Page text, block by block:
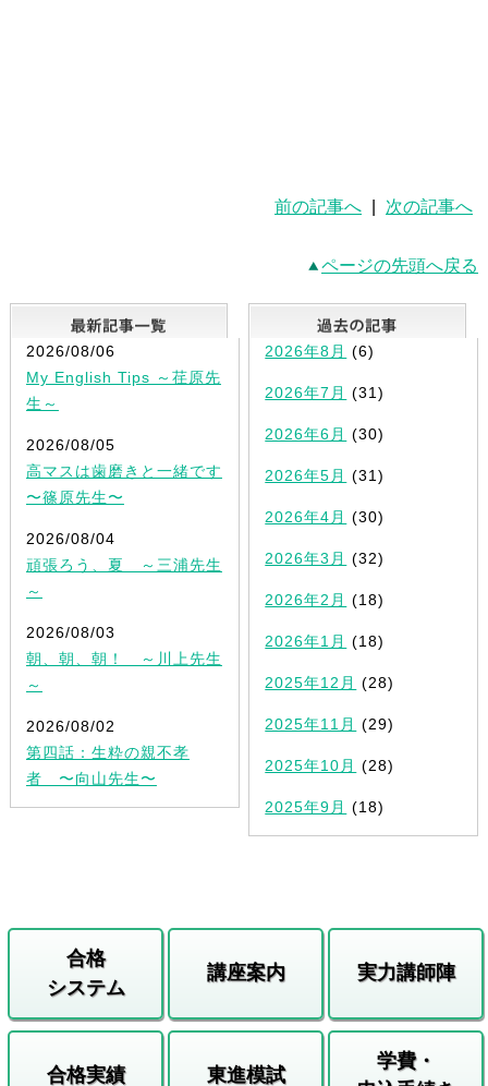
前の記事へ 次の記事へ
ページの先頭へ戻る
最新記事一覧
2026/08/06
My English Tips ～荏原先
生～
2026/08/05
高マスは歯磨きと一緒です
〜篠原先生〜
2026/08/04
頑張ろう、夏 ～三浦先生
～
2026/08/03
朝、朝、朝！ ～川上先生
～
2026/08/02
第四話：生粋の親不孝
者 〜向山先生〜
2026年8月 (6)
2026年7月 (31)
2026年6月 (30)
2026年5月 (31)
2026年4月 (30)
2026年3月 (32)
2026年2月 (18)
2026年1月 (18)
2025年12月 (28)
2025年11月 (29)
2025年10月 (28)
2025年9月 (18)
合格
システム
講座案内 実力講師陣
合格実績 東進模試
学費・